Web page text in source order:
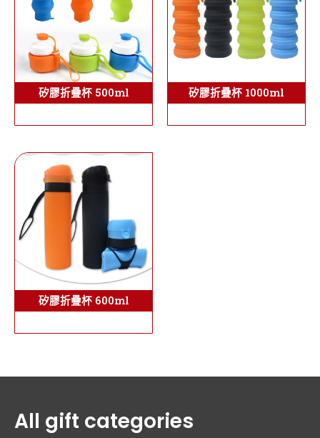
矽膠折疊杯 500ml 矽膠折疊杯 1000ml
矽膠折疊杯 600ml
All gift categories